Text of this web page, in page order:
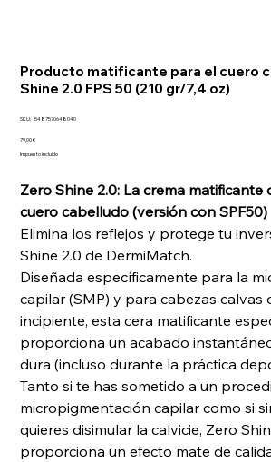
Producto matificante para el cuero
Shine 2.0 FPS 50 (210 gr/7,4 oz)
SKU: SKU
5487570648040
Precio
79,00 €
Impuesto incluido
Zero Shine 2.0: La crema matificante
cuero cabelludo (versión con SPF50)
Elimina los reflejos y protege tu
Shine 2.0 de DermiMatch.
Diseñada específicamente para la
capilar (SMP) y para cabezas calvas
incipiente, esta cera matificante
proporciona un acabado
dura (incluso durante la práctica
Tanto si te has sometido a un
micropigmentación capilar como si
quieres disimular la calvicie, Zero
proporciona un efecto mate de